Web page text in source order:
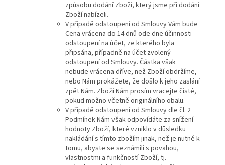
způsobu dodání Zboží, který jsme při dodání
Zboží nabízeli.
V případě odstoupení od Smlouvy Vám bude
Cena vrácena do 14 dnů ode dne účinnosti
odstoupení na účet, ze kterého byla
připsána, případně na účet zvolený
odstoupení od Smlouvy. Částka však
nebude vrácena dříve, než Zboží obdržíme,
nebo Nám prokážete, že došlo k jeho zaslání
zpět Nám. Zboží Nám prosím vracejte čisté,
pokud možno včetně originálního obalu.
V případě odstoupení od Smlouvy dle čl. 2
Podmínek Nám však odpovídáte za snížení
hodnoty Zboží, které vzniklo v důsledku
nakládání s tímto zbožím jinak, než je nutné k
tomu, abyste se seznámili s povahou,
vlastnostmi a funkčností Zboží, tj.